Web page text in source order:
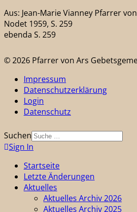
Aus: Jean-Marie Vianney Pfarrer
Nodet 1959, S. 259
ebenda S. 259
© 2026 Pfarrer von Ars
Impressum
Datenschutzerklärung
Login
Datenschutz
Suchen
Sign In
Startseite
Letzte Änderungen
Aktuelles
Aktuelles Archiv 2026
Aktuelles Archiv 2025